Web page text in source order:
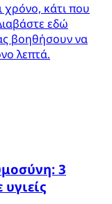
χρόνο, κάτι που
εδώ
βοηθήσουν να
λεπτά.
3